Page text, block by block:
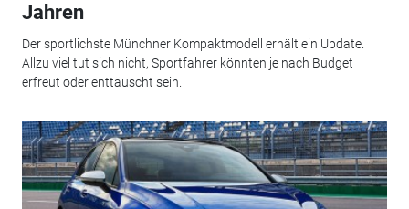
Jahren
Der sportlichste Münchner Kompaktmodell erhält ein Update.
Allzu viel tut sich nicht, Sportfahrer könnten je nach Budget
erfreut oder enttäuscht sein.